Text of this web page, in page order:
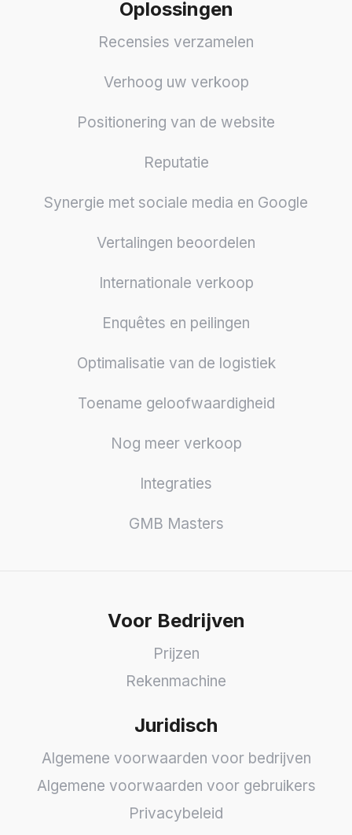
Oplossingen
Recensies verzamelen
Verhoog uw verkoop
Positionering van de website
Reputatie
Synergie met sociale media en Google
Vertalingen beoordelen
Internationale verkoop
Enquêtes en peilingen
Optimalisatie van de logistiek
Toename geloofwaardigheid
Nog meer verkoop
Integraties
GMB Masters
Voor Bedrijven
Prijzen
Rekenmachine
Juridisch
Algemene voorwaarden voor bedrijven
Algemene voorwaarden voor gebruikers
Privacybeleid